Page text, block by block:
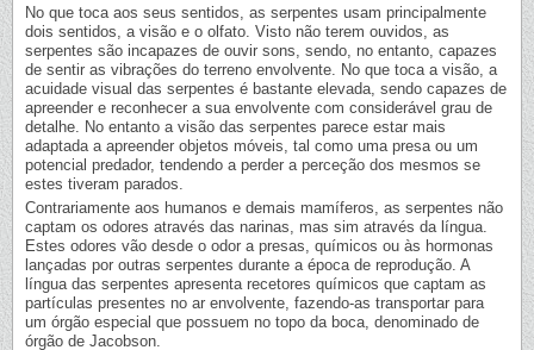
No que toca aos seus sentidos, as serpentes usam principalmente
dois sentidos, a visão e o olfato. Visto não terem ouvidos, as
serpentes são incapazes de ouvir sons, sendo, no entanto, capazes
de sentir as vibrações do terreno envolvente. No que toca a visão, a
acuidade visual das serpentes é bastante elevada, sendo capazes de
apreender e reconhecer a sua envolvente com considerável grau de
detalhe. No entanto a visão das serpentes parece estar mais
adaptada a apreender objetos móveis, tal como uma presa ou um
potencial predador, tendendo a perder a perceção dos mesmos se
estes tiveram parados.
Contrariamente aos humanos e demais mamíferos, as serpentes não
captam os odores através das narinas, mas sim através da língua.
Estes odores vão desde o odor a presas, químicos ou às hormonas
lançadas por outras serpentes durante a época de reprodução. A
língua das serpentes apresenta recetores químicos que captam as
partículas presentes no ar envolvente, fazendo-as transportar para
um órgão especial que possuem no topo da boca, denominado de
órgão de Jacobson.